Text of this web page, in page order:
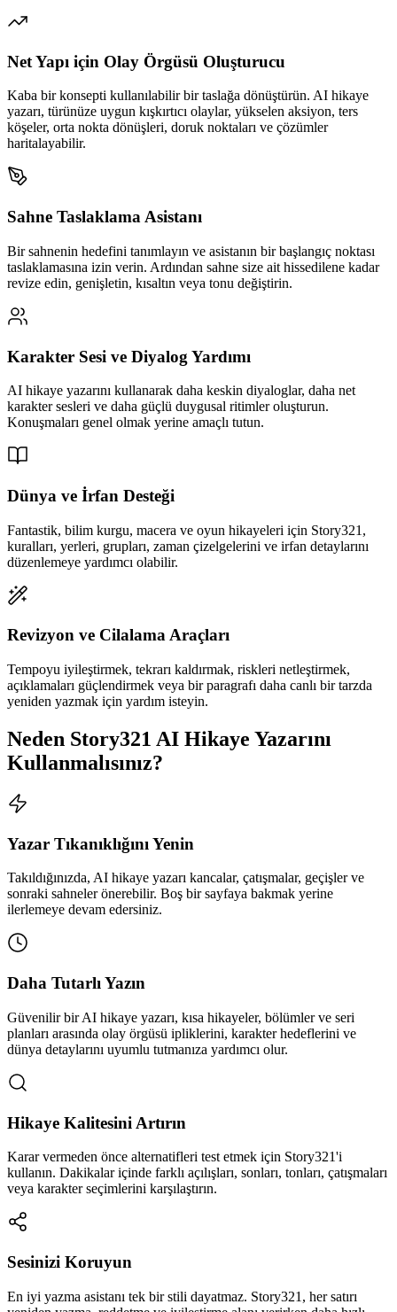
Net Yapı için Olay Örgüsü Oluşturucu
Kaba bir konsepti kullanılabilir bir taslağa dönüştürün. AI hikaye
yazarı, türünüze uygun kışkırtıcı olaylar, yükselen aksiyon, ters
köşeler, orta nokta dönüşleri, doruk noktaları ve çözümler
haritalayabilir.
Sahne Taslaklama Asistanı
Bir sahnenin hedefini tanımlayın ve asistanın bir başlangıç noktası
taslaklamasına izin verin. Ardından sahne size ait hissedilene kadar
revize edin, genişletin, kısaltın veya tonu değiştirin.
Karakter Sesi ve Diyalog Yardımı
AI hikaye yazarını kullanarak daha keskin diyaloglar, daha net
karakter sesleri ve daha güçlü duygusal ritimler oluşturun.
Konuşmaları genel olmak yerine amaçlı tutun.
Dünya ve İrfan Desteği
Fantastik, bilim kurgu, macera ve oyun hikayeleri için Story321,
kuralları, yerleri, grupları, zaman çizelgelerini ve irfan detaylarını
düzenlemeye yardımcı olabilir.
Revizyon ve Cilalama Araçları
Tempoyu iyileştirmek, tekrarı kaldırmak, riskleri netleştirmek,
açıklamaları güçlendirmek veya bir paragrafı daha canlı bir tarzda
yeniden yazmak için yardım isteyin.
Neden Story321 AI Hikaye Yazarını
Kullanmalısınız?
Yazar Tıkanıklığını Yenin
Takıldığınızda, AI hikaye yazarı kancalar, çatışmalar, geçişler ve
sonraki sahneler önerebilir. Boş bir sayfaya bakmak yerine
ilerlemeye devam edersiniz.
Daha Tutarlı Yazın
Güvenilir bir AI hikaye yazarı, kısa hikayeler, bölümler ve seri
planları arasında olay örgüsü ipliklerini, karakter hedeflerini ve
dünya detaylarını uyumlu tutmanıza yardımcı olur.
Hikaye Kalitesini Artırın
Karar vermeden önce alternatifleri test etmek için Story321'i
kullanın. Dakikalar içinde farklı açılışları, sonları, tonları, çatışmaları
veya karakter seçimlerini karşılaştırın.
Sesinizi Koruyun
En iyi yazma asistanı tek bir stili dayatmaz. Story321, her satırı